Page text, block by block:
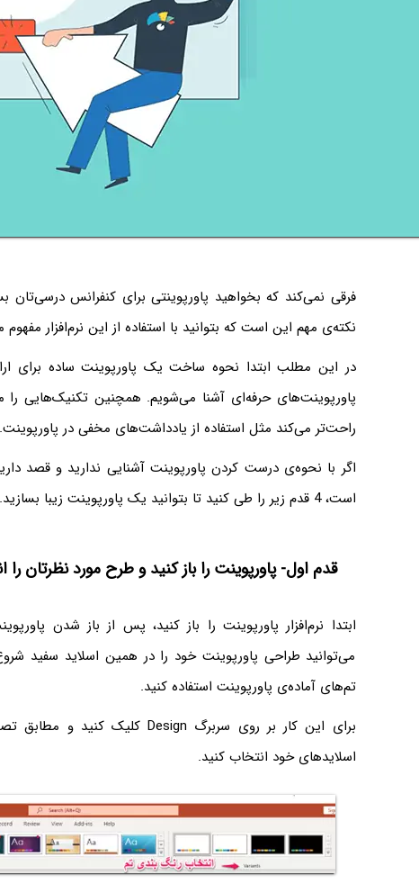
فرقی نمی‌کند که بخواهید پاورپوینتی برای کنفرانس درسی‌تان
نکته‌ی مهم این است که بتوانید با استفاده از این نرم‌افزار
در این مطلب ابتدا نحوه ساخت یک پاورپوینت ساده برای
پاورپوینت‌های حرفه‌ای آشنا می‌شویم. همچنین تکنیک‌هایی را
راحت‌تر می‌کند مثل استفاده از یادداشت‌های مخفی در پاورپوینت.
اگر با نحوه‌ی درست کردن پاورپوینت آشنایی ندارید و قصد
‌است، 4 قدم زیر را طی کنید تا بتوانید یک پاورپوینت زیبا بسازید.
قدم اول- پاورپوینت را باز کنید و طرح مورد نظرتان را
ابتدا نرم‌افزار پاورپوینت را باز کنید، پس از باز شدن
می‌توانید طراحی پاورپوینت خود را در همین اسلاید سفید
تم‌های آماده‌ی پاورپوینت استفاده کنید.
اسلاید‌های خود انتخاب کنید.